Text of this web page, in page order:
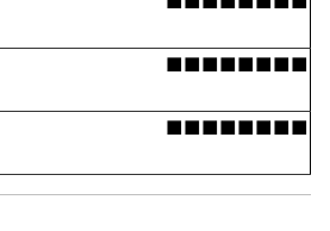
■■■■■■■■
■■■■■■■■